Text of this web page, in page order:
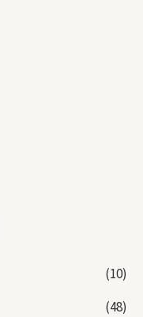
(10)
(48)